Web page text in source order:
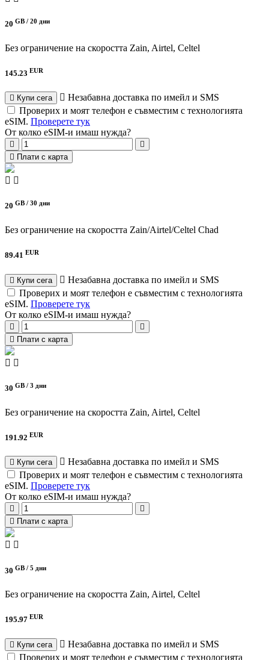
20 GB / 20 дни
Без ограничение на скоростта Zain, Airtel, Celtel
145.23 EUR
Купи сега
Незабавна доставка по имейл и SMS
Проверих и моят телефон е съвместим с технологията
eSIM. Проверете тук
От колко eSIM-и имаш нужда?
Плати с карта
20 GB / 30 дни
Без ограничение на скоростта Zain/Airtel/Celtel Chad
89.41 EUR
Купи сега
Незабавна доставка по имейл и SMS
Проверих и моят телефон е съвместим с технологията
eSIM. Проверете тук
От колко eSIM-и имаш нужда?
Плати с карта
30 GB / 3 дни
Без ограничение на скоростта Zain, Airtel, Celtel
191.92 EUR
Купи сега
Незабавна доставка по имейл и SMS
Проверих и моят телефон е съвместим с технологията
eSIM. Проверете тук
От колко eSIM-и имаш нужда?
Плати с карта
30 GB / 5 дни
Без ограничение на скоростта Zain, Airtel, Celtel
195.97 EUR
Купи сега
Незабавна доставка по имейл и SMS
Проверих и моят телефон е съвместим с технологията